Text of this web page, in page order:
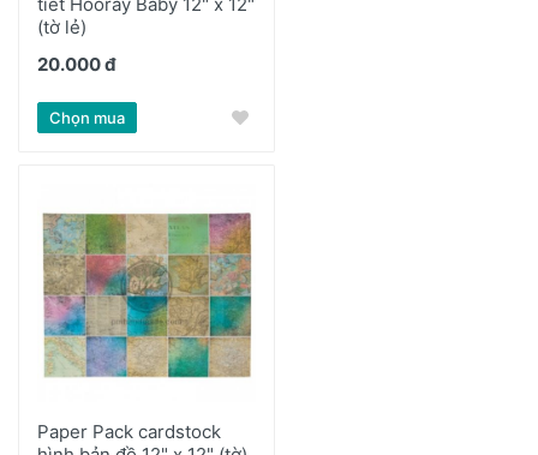
(tờ lẻ)
20.000 đ
Chọn mua
Paper Pack cardstock